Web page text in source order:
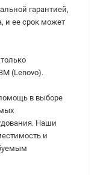
гарантией,
и ее срок может
(Lenovo).
в выборе
Наши
и